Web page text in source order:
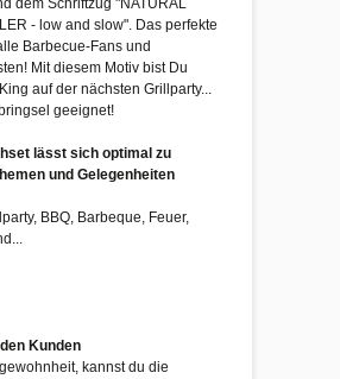
dem Schriftzug "NATURAL
- low and slow". Das perfekte
Barbecue-Fans und
Mit diesem Motiv bist Du
auf der nächsten Grillparty...
geeignet!
lässt sich optimal zu
und Gelegenheiten
BBQ, Barbeque, Feuer,
Kunden
kannst du die